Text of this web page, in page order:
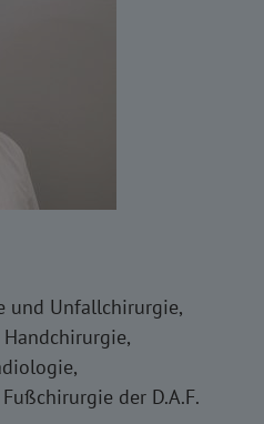
und Unfallchirurgie,
der D.A.F.